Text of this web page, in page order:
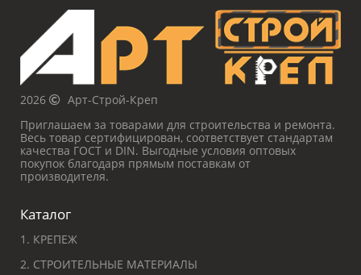
2026
Арт-Строй-Креп
Приглашаем за товарами для строительства и ремонта.
Весь товар сертифицирован, соответствует стандартам
качества ГОСТ и DIN. Выгодные условия оптовых
покупок благодаря прямым поставкам от
производителя.
Каталог
1. КРЕПЕЖ
2. СТРОИТЕЛЬНЫЕ МАТЕРИАЛЫ